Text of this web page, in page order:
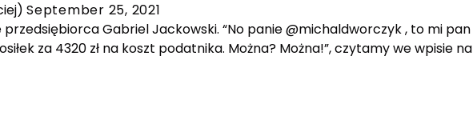
September 25, 2021
Gabriel Jackowski. “No panie @michaldworczyk , to mi pan
za 4320 zł na koszt podatnika. Można? Można!”, czytamy we wpisie na